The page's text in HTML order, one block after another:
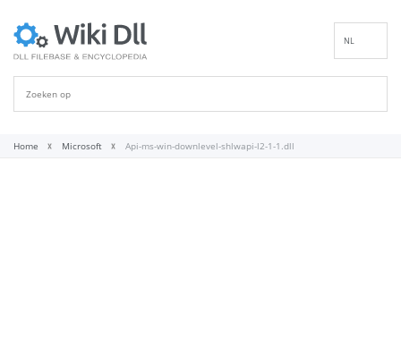
NL
Home Microsoft Api-ms-win-downlevel-shlwapi-l2-1-1.dll